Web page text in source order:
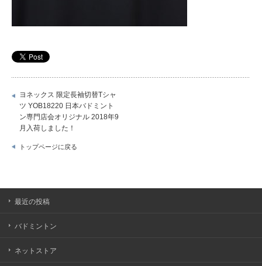
ヨネックス 限定長袖切替Tシャ
ツ YOB18220 日本バドミント
ン専門店会オリジナル 2018年9
月入荷しました！
トップページに戻る
最近の投稿
バドミントン
ネットストア